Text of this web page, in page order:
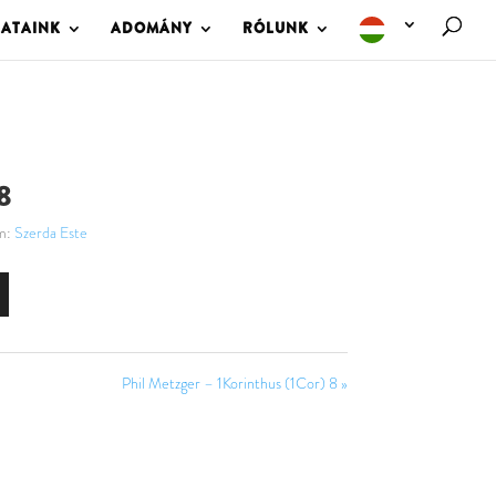
ADOMÁNY RÓLUNK
Szerda Este
Phil Metzger – 1Korinthus (1Cor) 8 »